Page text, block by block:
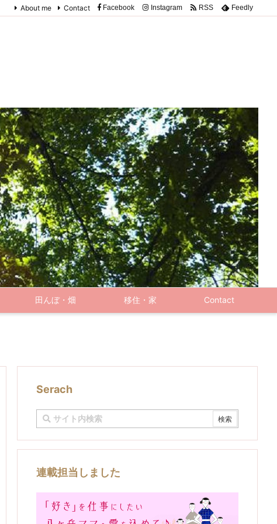
田んぼ・畑 移住・家 Contact
About me Contact Facebook Instagram RSS Feedly
Serach
連載担当しました